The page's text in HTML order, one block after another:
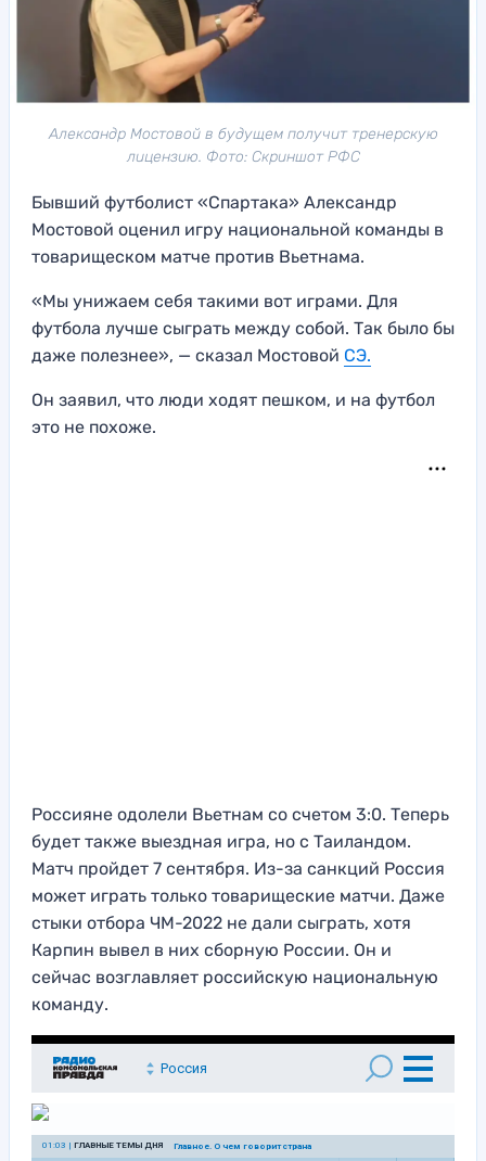
Александр Мостовой в будущем получит тренерскую
лицензию. Фото: Скриншот РФС
Бывший футболист «Спартака» Александр
Мостовой оценил игру национальной команды в
товарищеском матче против Вьетнама.
«Мы унижаем себя такими вот играми. Для
футбола лучше сыграть между собой. Так было бы
даже полезнее», — сказал Мостовой СЭ.
Он заявил, что люди ходят пешком, и на футбол
это не похоже.
Россияне одолели Вьетнам со счетом 3:0. Теперь
будет также выездная игра, но с Таиландом.
Матч пройдет 7 сентября. Из-за санкций Россия
может играть только товарищеские матчи. Даже
стыки отбора ЧМ-2022 не дали сыграть, хотя
Карпин вывел в них сборную России. Он и
сейчас возглавляет российскую национальную
команду.